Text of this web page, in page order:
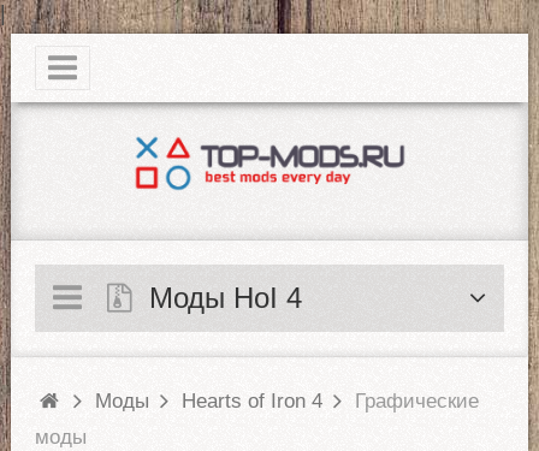
|
Моды HoI 4
Моды Hearts of Iron 4
Графические
моды